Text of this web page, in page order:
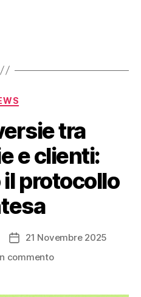
tra
e clienti:
protocollo
21 Novembre 2025
commento